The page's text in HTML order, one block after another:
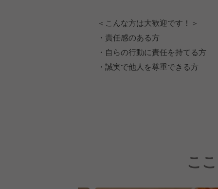
＜こんな方は大歓迎です！＞
・責任感のある方
・自らの行動に責任を持てる方
・誠実で他人を尊重できる方
こ